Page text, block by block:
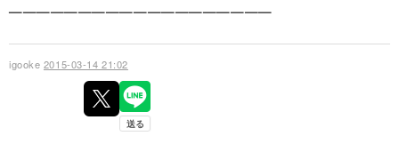
———————————————————
igooke 2015-03-14 21:02